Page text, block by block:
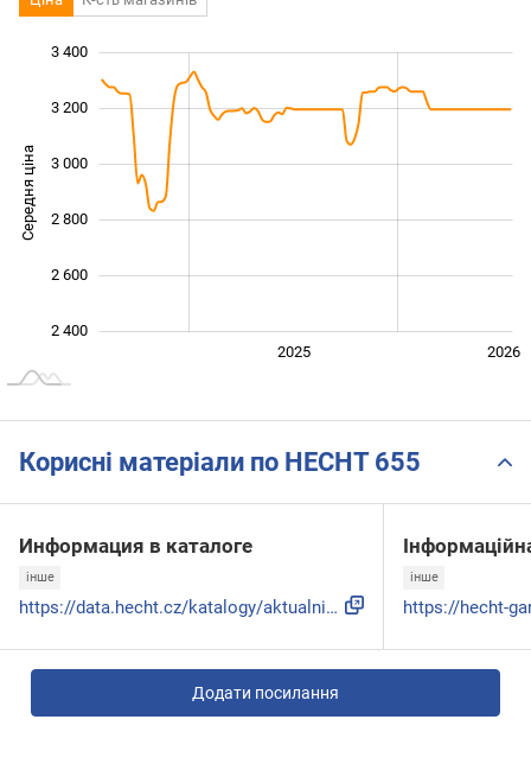
Середня ціна
2 400
2 600
2 800
3 000
3 200
3 400
2025 2026
Корисні матеріали по HECHT 655
Информация в каталоге
інше
https://data.hecht.cz/katalogy/aktualni_cz/Katalog_CZ_2019_...
інше
Додати посилання